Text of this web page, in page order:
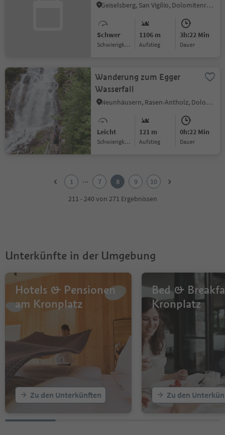
Geiselsberg, San Vigilio, Dolomitenregion Kronplatz
Schwer
Schwierigkeitsgrad
1106 m
Aufstieg
3h:22 Min
Dauer
Wanderung zum Egger
Wasserfall
Neunhäusern, Rasen-Antholz, Dolomitenregion Kronplatz
Leicht
Schwierigkeitsgrad
121 m
Aufstieg
0h:22 Min
Dauer
10
1 ... 7 8 9
10
211 - 240 von 271 Ergebnissen
Unterkünfte in der Umgebung
Hotels & Pensionen
am Kronplatz
Zu den Unterkünften
Bed &
Kronplatz
Zu den